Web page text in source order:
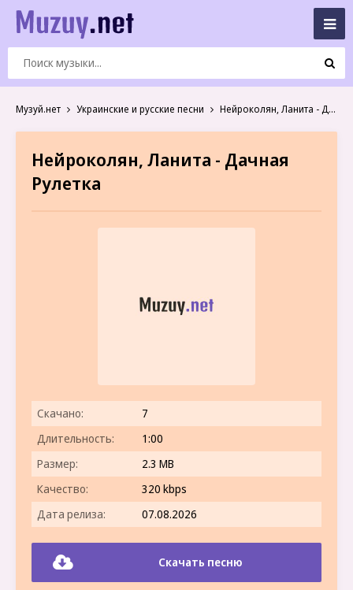
Музуй.нет Украинские и русские песни Нейроколян, Ланита - Дачная Рулетка
Нейроколян, Ланита - Дачная
Рулетка
Скачано:
7
Длительность:
1:00
Размер:
2.3 MB
Качество:
320 kbps
Дата релиза:
07.08.2026
Скачать песню